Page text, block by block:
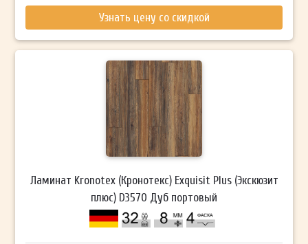
Узнать цену со скидкой
Ламинат Kronotex (Кронотекс) Exquisit Plus (Экскюзит
плюс) D3570 Дуб портовый